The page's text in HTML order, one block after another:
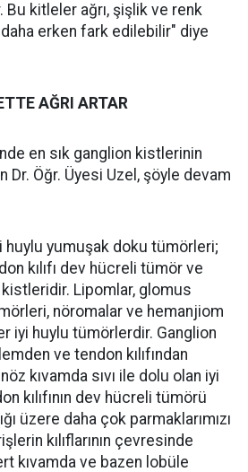
kitleler ağrı, şişlik ve renk
erken fark edilebilir" diye
AĞRI ARTAR
en sık ganglion kistlerinin
Dr. Öğr. Üyesi Uzel, şöyle devam
huylu yumuşak doku tümörleri;
kılıfı dev hücreli tümör ve
Lipomlar, glomus
nöromalar ve hemanjiom
iyi huylu tümörlerdir. Ganglion
ve tendon kılıfından
kıvamda sıvı ile dolu olan iyi
kılıfının dev hücreli tümörü
üzere daha çok parmaklarımızı
kılıflarının çevresinde
kıvamda ve bazen lobüle